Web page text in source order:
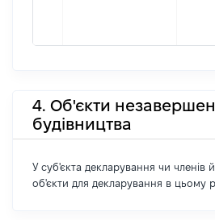
4. Об'єкти
будівництва
У суб'єкта декларування чи членів
об'єкти для декларування в цьому